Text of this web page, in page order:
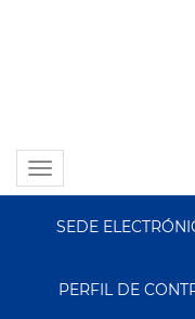
Toggle
navigation
Segundo
Menu
SEDE
PERFIL DE